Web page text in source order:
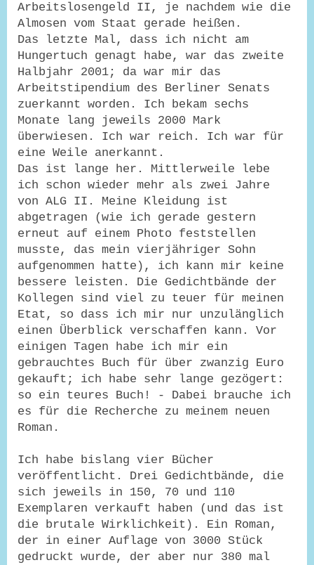
Arbeitslosengeld II, je nachdem wie die
Almosen vom Staat gerade heißen.
Das letzte Mal, dass ich nicht am
Hungertuch genagt habe, war das zweite
Halbjahr 2001; da war mir das
Arbeitstipendium des Berliner Senats
zuerkannt worden. Ich bekam sechs
Monate lang jeweils 2000 Mark
überwiesen. Ich war reich. Ich war für
eine Weile anerkannt.
Das ist lange her. Mittlerweile lebe
ich schon wieder mehr als zwei Jahre
von ALG II. Meine Kleidung ist
abgetragen (wie ich gerade gestern
erneut auf einem Photo feststellen
musste, das mein vierjähriger Sohn
aufgenommen hatte), ich kann mir keine
bessere leisten. Die Gedichtbände der
Kollegen sind viel zu teuer für meinen
Etat, so dass ich mir nur unzulänglich
einen Überblick verschaffen kann. Vor
einigen Tagen habe ich mir ein
gebrauchtes Buch für über zwanzig Euro
gekauft; ich habe sehr lange gezögert:
so ein teures Buch! - Dabei brauche ich
es für die Recherche zu meinem neuen
Roman.
Ich habe bislang vier Bücher
veröffentlicht. Drei Gedichtbände, die
sich jeweils in 150, 70 und 110
Exemplaren verkauft haben (und das ist
die brutale Wirklichkeit). Ein Roman,
der in einer Auflage von 3000 Stück
gedruckt wurde, der aber nur 380 mal